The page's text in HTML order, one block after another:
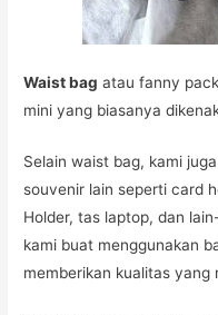
Waist bag atau fanny
mini yang biasanya
Selain waist bag, kami
souvenir lain seperti card
Holder, tas laptop, dan
kami buat menggunakan
memberikan kualitas yang